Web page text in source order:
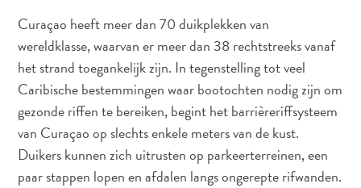
en
golf
Stranden
Taxidiensten
Tours
Wateractiviteiten
Winkelgebieden
Waar
Curaçao heeft meer dan 70 duikplekken van
wereldklasse, waarvan er meer dan 38 rechtstreeks vanaf
het strand toegankelijk zijn. In tegenstelling tot veel
Caribische bestemmingen waar bootochten nodig zijn om
gezonde riffen te bereiken, begint het barrièreriffsysteem
van Curaçao op slechts enkele meters van de kust.
Duikers kunnen zich uitrusten op parkeerterreinen, een
paar stappen lopen en afdalen langs ongerepte rifwanden.